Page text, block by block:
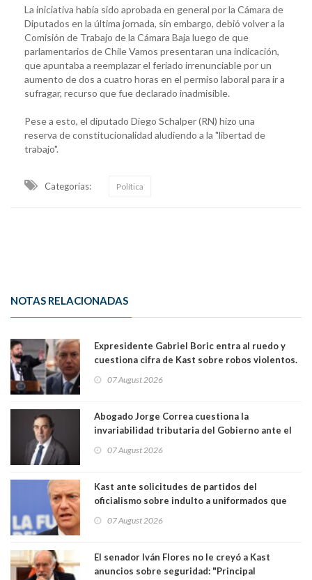
La iniciativa había sido aprobada en general por la Cámara de
Diputados en la última jornada, sin embargo, debió volver a la
Comisión de Trabajo de la Cámara Baja luego de que
parlamentarios de Chile Vamos presentaran una indicación,
que apuntaba a reemplazar el feriado irrenunciable por un
aumento de dos a cuatro horas en el permiso laboral para ir a
sufragar, recurso que fue declarado inadmisible.
Pese a esto, el diputado Diego Schalper (RN) hizo una
reserva de constitucionalidad aludiendo a la "libertad de
trabajo".
Categorias: Política
NOTAS RELACIONADAS
Expresidente Gabriel Boric entra al ruedo y
cuestiona cifra de Kast sobre robos violentos.
07 August 2026
Abogado Jorge Correa cuestiona la
invariabilidad tributaria del Gobierno ante el
democracia” y "defendemos la alternancia en el
07 August 2026
Kast ante solicitudes de partidos del
oficialismo sobre indulto a uniformados que
07 August 2026
El senador Iván Flores no le creyó a Kast
anuncios sobre seguridad: "Principal